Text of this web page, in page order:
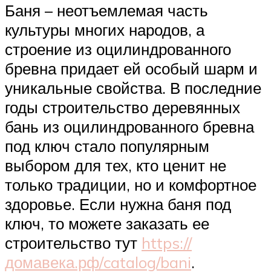
Баня – неотъемлемая часть
культуры многих народов, а
строение из оцилиндрованного
бревна придает ей особый шарм и
уникальные свойства. В последние
годы строительство деревянных
бань из оцилиндрованного бревна
под ключ стало популярным
выбором для тех, кто ценит не
только традиции, но и комфортное
здоровье. Если нужна баня под
ключ, то можете заказать ее
строительство тут https://
домавека.рф/catalog/bani.